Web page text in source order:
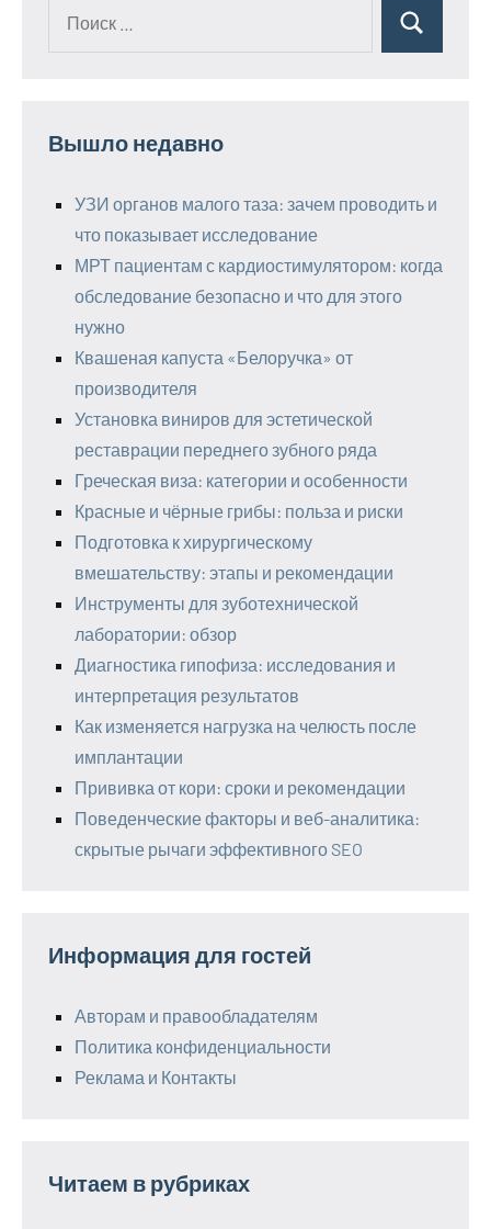
Поиск
Вышло недавно
УЗИ органов малого таза: зачем проводить и
что показывает исследование
МРТ пациентам с кардиостимулятором: когда
обследование безопасно и что для этого
нужно
Квашеная капуста «Белоручка» от
производителя
Установка виниров для эстетической
реставрации переднего зубного ряда
Греческая виза: категории и особенности
Красные и чёрные грибы: польза и риски
Подготовка к хирургическому
вмешательству: этапы и рекомендации
Инструменты для зуботехнической
лаборатории: обзор
Диагностика гипофиза: исследования и
интерпретация результатов
Как изменяется нагрузка на челюсть после
имплантации
Прививка от кори: сроки и рекомендации
Поведенческие факторы и веб-аналитика:
скрытые рычаги эффективного SEO
Информация для гостей
Авторам и правообладателям
Политика конфиденциальности
Реклама и Контакты
Читаем в рубриках